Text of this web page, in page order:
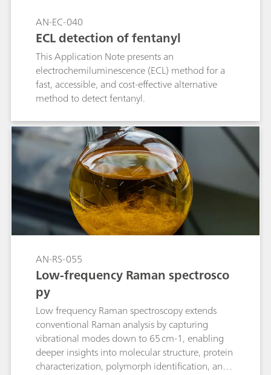
AN-EC-040
ECL detection of fentanyl
This Application Note presents an
electrochemiluminescence (ECL) method for a
fast, accessible, and cost-effective alternative
method to detect fentanyl.
AN-RS-055
Low-frequency Raman spectrosco
py
Low frequency Raman spectroscopy extends
conventional Raman analysis by capturing
vibrational modes down to 65 cm-1, enabling
deeper insights into molecular structure, protein
characterization, polymorph identification, and